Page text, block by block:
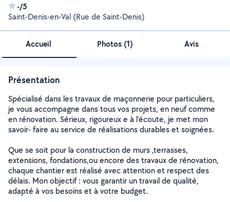
-/5
Saint-Denis-en-Val (Rue de Saint-Denis)
Accueil Photos (1) Avis
Présentation
Spécialisé dans les travaux de maçonnerie pour particuliers,
je vous accompagne dans tous vos projets, en neuf comme
en rénovation. Sérieux, rigoureux e à l'écoute, je met mon
savoir- faire au service de réalisations durables et soignées.
Que se soit pour la construction de murs ,terrasses,
extensions, fondations,ou encore des travaux de rénovation,
chaque chantier est réalisé avec attention et respect des
délais. Mon objectif : vous garantir un travail de qualité,
adapté à vos besoins et à votre budget.